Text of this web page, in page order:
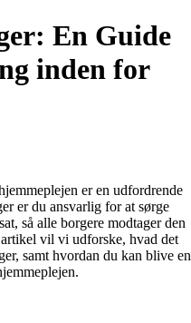
En Guide
inden for
er en udfordrende
er du ansvarlig for at sørge
så alle borgere modtager den
vil vi udforske, hvad det
samt hvordan du kan blive en